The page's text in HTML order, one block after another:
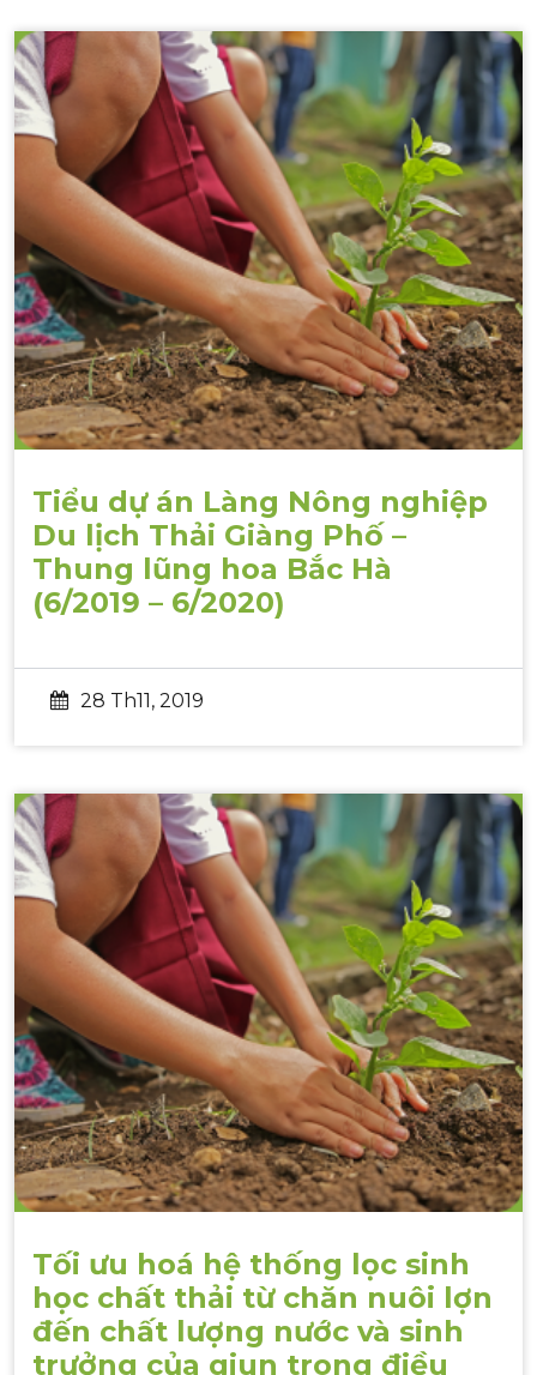
Tiểu dự án Làng Nông nghiệp
Du lịch Thải Giàng Phố –
Thung lũng hoa Bắc Hà
(6/2019 – 6/2020)
28 Th11, 2019
Tối ưu hoá hệ thống lọc sinh
học chất thải từ chăn nuôi lợn
đến chất lượng nước và sinh
trưởng của giun trong điều